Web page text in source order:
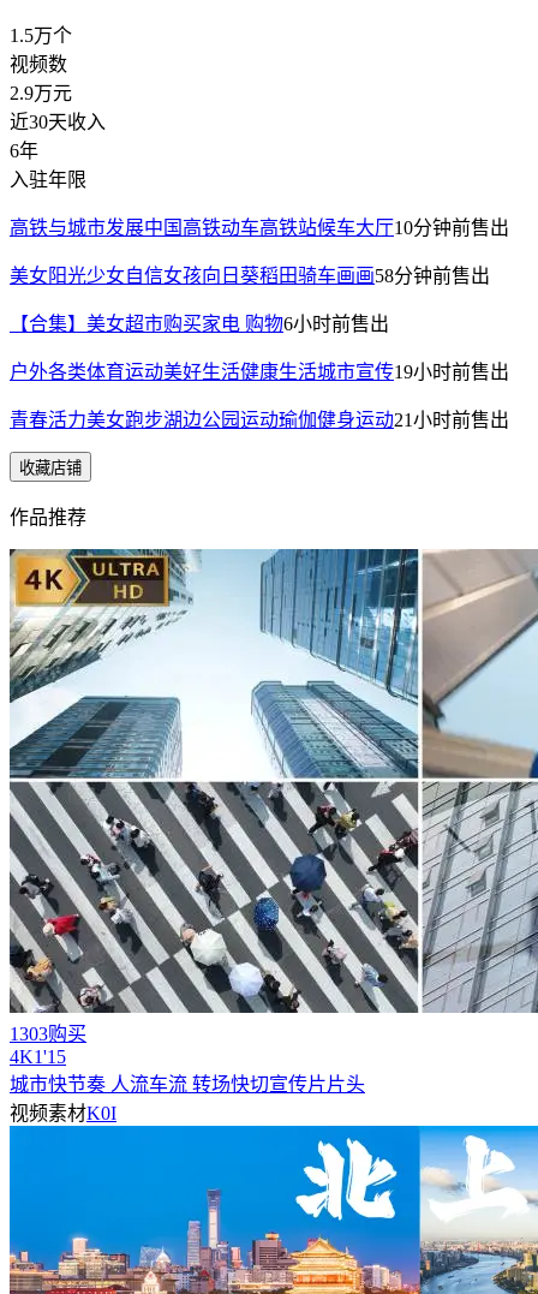
1.5万个
视频数
2.9万元
近30天收入
6年
入驻年限
高铁与城市发展中国高铁动车高铁站候车大厅10分钟前售出
美女阳光少女自信女孩向日葵稻田骑车画画58分钟前售出
【合集】美女超市购买家电 购物6小时前售出
户外各类体育运动美好生活健康生活城市宣传19小时前售出
青春活力美女跑步湖边公园运动瑜伽健身运动21小时前售出
收藏店铺
作品推荐
1303购买
4K1'15
城市快节奏 人流车流 转场快切宣传片片头
视频素材K0I